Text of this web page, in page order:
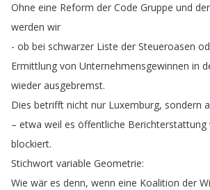
Ohne eine Reform der Code Gruppe und der
werden wir
- ob bei schwarzer Liste der Steueroasen
Ermittlung von Unternehmensgewinnen in
wieder ausgebremst.
Dies betrifft nicht nur Luxemburg, sondern
– etwa weil es öffentliche Berichterstattung
blockiert.
Stichwort variable Geometrie:
Wie wär es denn, wenn eine Koalition der